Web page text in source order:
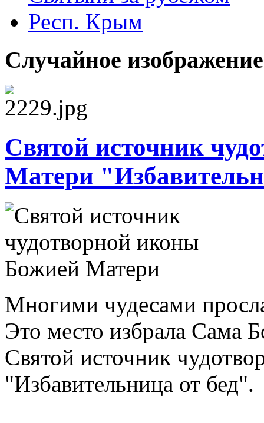
Респ. Крым
Случайное изображение
Святой источник
Матери
Многими чудесами
Это место избрала Сама
Святой источник
"Избавительница от бед".